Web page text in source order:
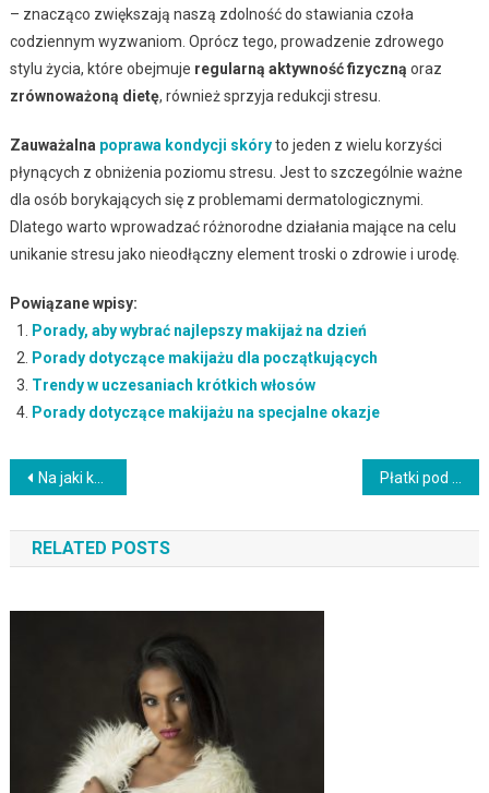
– znacząco zwiększają naszą zdolność do stawiania czoła
codziennym wyzwaniom. Oprócz tego, prowadzenie zdrowego
stylu życia, które obejmuje regularną aktywność fizyczną oraz
zrównoważoną dietę, również sprzyja redukcji stresu.
Zauważalna poprawa kondycji skóryto jeden z wielu korzyści
płynących z obniżenia poziomu stresu. Jest to szczególnie ważne
dla osób borykających się z problemami dermatologicznymi.
Dlatego warto wprowadzać różnorodne działania mające na celu
unikanie stresu jako nieodłączny element troski o zdrowie i urodę.
Powiązane wpisy:
Porady, aby wybrać najlepszy makijaż na dzień
Porady dotyczące makijażu dla początkujących
Trendy w uczesaniach krótkich włosów
Porady dotyczące makijażu na specjalne okazje
Nawigacja
wpisu
Na jaki kolor farbować brązowe włosy? Najlepsze opcje i techniki
RELATED POSTS